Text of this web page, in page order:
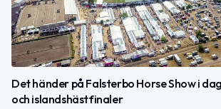
Det händer på Falsterbo Horse Show i
och islandshästfinaler